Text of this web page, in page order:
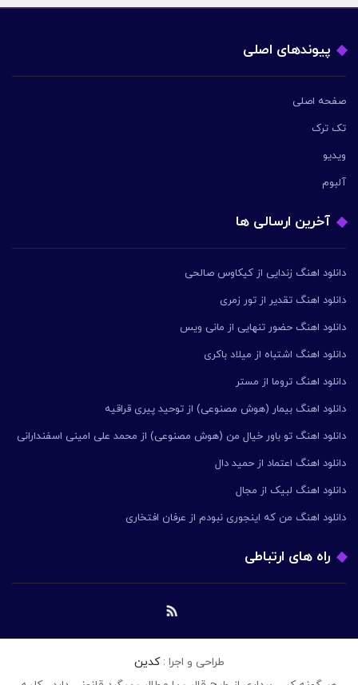
پیوندهای اصلی
صفحه اصلی
تک ترک
ویدیو
آلبوم
آخرین ارسالی ها
دانلود اهنگ زندایی از کیکاوس صالحی
دانلود اهنگ تقدیر از تور زمری
دانلود اهنگ حضور تنهایی از مانی ویس
دانلود اهنگ اشتباه از میلاد باکری
دانلود اهنگ تروما از مستر
دانلود اهنگ بیمار (هوش مصنوعی) از توحید پیری قراقیه
دانلود اهنگ تو باور خیال من (هوش مصنوعی) از محمد علی امینی اسفندارانی
دانلود اهنگ اعتماد از حمید دال
دانلود اهنگ لبیک از مجال
دانلود اهنگ من که اینجوری نبودم از عرفان افتخاری
راه های ارتباطی
طراحی و اجرا :کدین